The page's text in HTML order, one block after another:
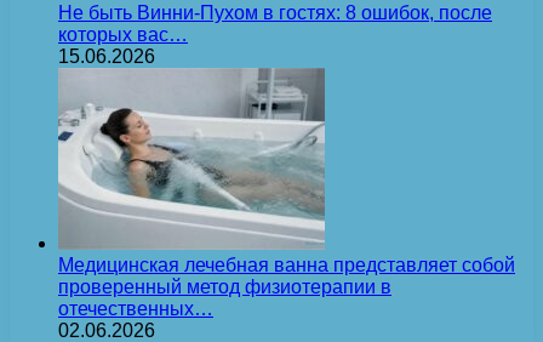
Не быть Винни-Пухом в гостях: 8 ошибок, после
которых вас…
15.06.2026
Медицинская лечебная ванна представляет собой
проверенный метод физиотерапии в
отечественных…
02.06.2026